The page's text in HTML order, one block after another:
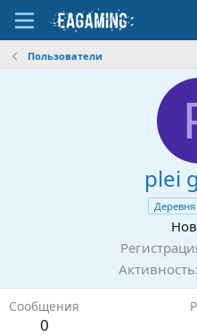
Пользователи
plei
Активность
Сообщения
0